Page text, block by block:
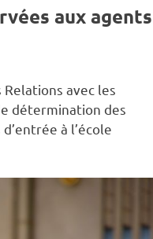
aux agents
avec les
détermination des
à l’école